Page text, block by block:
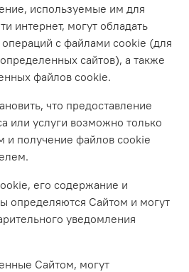
используемые им для
интернет, могут обладать
с файлами cookie (для
сайтов), а также
файлов cookie.
что предоставление
или услуги возможно только
и получение файлов cookie
его содержание и
определяются Сайтом и могут
уведомления
Сайтом, могут